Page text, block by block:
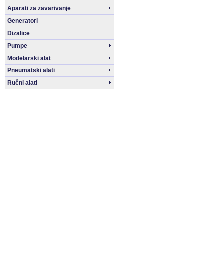
Aparati za zavarivanje
Generatori
Dizalice
Pumpe
Modelarski alat
Pneumatski alati
Ručni alati